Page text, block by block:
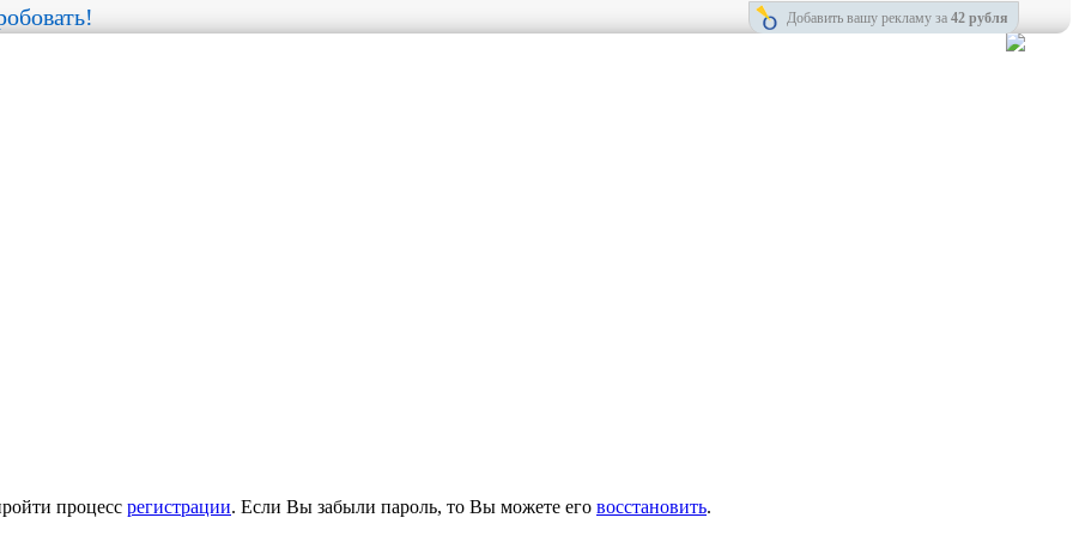
Добавить вашу рекламу за 42 рубля
процесс регистрации. Если Вы забыли пароль, то Вы можете его восстановить.